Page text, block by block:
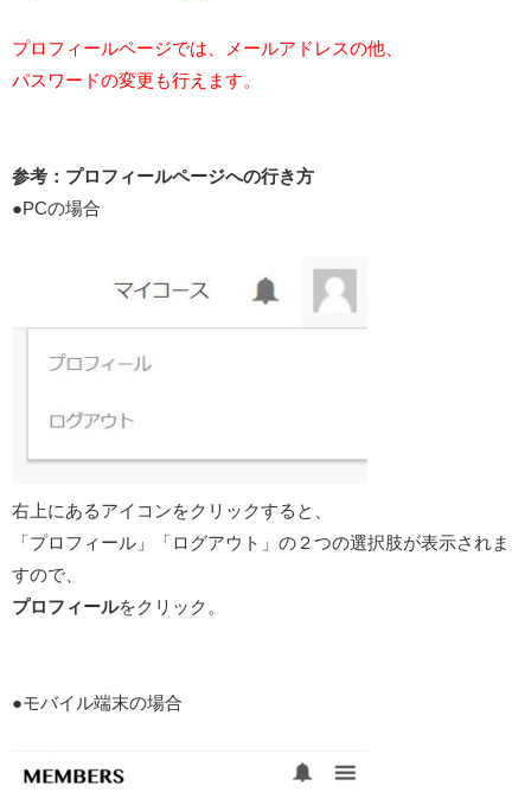
プロフィールページでは、メールアドレスの他、
パスワードの変更も行えます。
参考：プロフィールページへの行き方
●PCの場合
右上にあるアイコンをクリックすると、
「プロフィール」「ログアウト」の２つの選択肢が表示されま
すので、
プロフィールをクリック。
●モバイル端末の場合